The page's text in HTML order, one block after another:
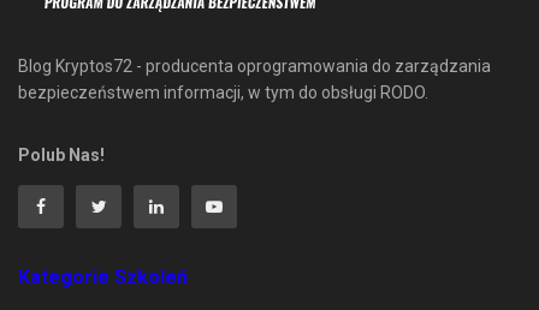
Blog Kryptos72 - producenta oprogramowania do zarządzania
bezpieczeństwem informacji, w tym do obsługi RODO.
Polub Nas!
Kategorie Szkoleń